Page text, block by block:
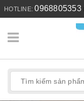
HOTLINE:0968805353